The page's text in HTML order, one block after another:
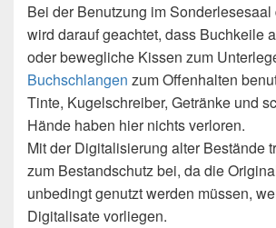
Bei der Benutzung im Sonderlesesaal
wird darauf geachtet, dass Buchkeile
oder bewegliche Kissen zum
Buchschlangen zum Offenhalten
Tinte, Kugelschreiber, Getränke und
Hände haben hier nichts verloren.
Mit der Digitalisierung alter Bestände
zum Bestandschutz bei, da die
unbedingt genutzt werden müssen,
Digitalisate vorliegen.